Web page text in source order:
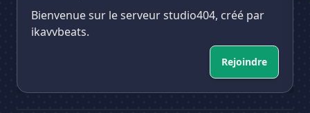
Bienvenue sur le serveur studio404, créé par
ikavvbeats.
Rejoindre